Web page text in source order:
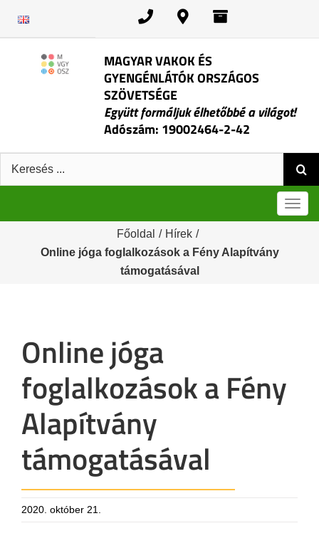
MAGYAR VAKOK ÉS
GYENGÉNLÁTÓK ORSZÁGOS
SZÖVETSÉGE
Együtt formáljuk élhetőbbé a világot!
Adószám: 19002464-2-42
Keresés:
Főoldal / Hírek /
Online jóga foglalkozások a Fény Alapítvány
támogatásával
Online jóga
foglalkozások a Fény
Alapítvány
támogatásával
2020. október 21.